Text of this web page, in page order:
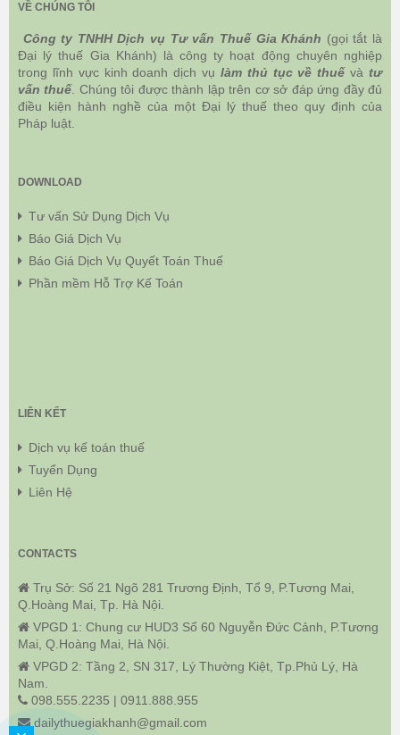
VỀ CHÚNG TÔI
Công ty TNHH Dịch vụ Tư vấn Thuế Gia Khánh (gọi tắt là
Đại lý thuế Gia Khánh) là công ty hoạt động chuyên nghiệp
trong lĩnh vực kinh doanh dịch vụ làm thủ tục về thuếvàtư
vấn thuế. Chúng tôi được thành lập trên cơ sở đáp ứng đầy đủ
điều kiện hành nghề của một Đại lý thuế theo quy định của
Pháp luật.
DOWNLOAD
Tư vấn Sử Dụng Dịch Vụ
Báo Giá Dịch Vụ
Báo Giá Dịch Vụ Quyết Toán Thuế
Phần mềm Hỗ Trợ Kế Toán
LIÊN KẾT
Dịch vụ kế toán thuế
Tuyển Dụng
Liên Hệ
CONTACTS
Trụ Sở: Số 21 Ngõ 281 Trương Định, Tổ 9, P.Tương Mai,
Q.Hoàng Mai, Tp. Hà Nội.
VPGD 1: Chung cư HUD3 Số 60 Nguyễn Đức Cảnh, P.Tương
Mai, Q.Hoàng Mai, Hà Nội.
VPGD 2: Tầng 2, SN 317, Lý Thường Kiệt, Tp.Phủ Lý, Hà
Nam.
098.555.2235 | 0911.888.955
dailythuegiakhanh@gmail.com